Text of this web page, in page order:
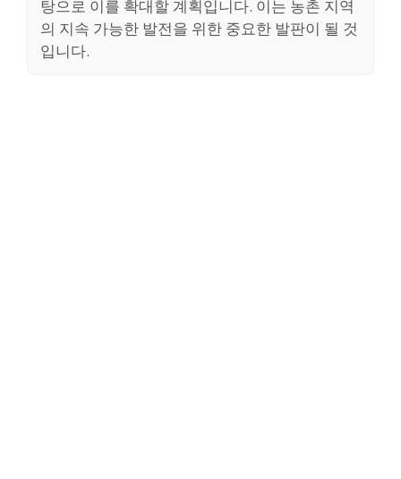
탕으로 이를 확대할 계획입니다. 이는 농촌 지역
의 지속 가능한 발전을 위한 중요한 발판이 될 것
입니다.